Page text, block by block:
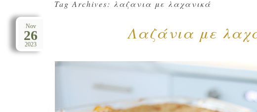
Tag Archives: λαζανια με λαχανικά
Λαζάνια με
Nov
26
2023